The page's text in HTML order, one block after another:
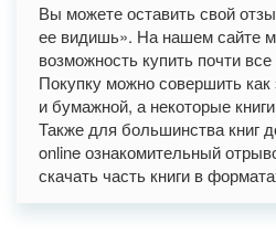
Вы можете оставить свой
ее видишь». На нашем сайте
возможность купить почти
Покупку можно совершить как
и бумажной, а некоторые
Также для большинства книг
online ознакомительный
скачать часть книги в